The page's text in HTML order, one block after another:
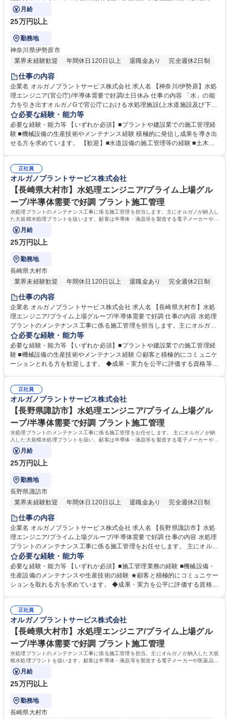
上、新施設の企画・提案もお任せします。
月給
25万円以上
勤務地
神奈川県伊勢原市
業界未経験歓迎
年間休日120日以上 退職金あり 完全週休2日制
仕事の内容
企業名 オルガノプラントサービス株式会社 求人名 【神奈川/伊勢原】水処
理エンジニア(官公庁)/半導体需要で好調/土日休み 仕事の内容 「水」の能
力を引き出すオルガノGで官公庁における水処理施設(上水道施設及び下水
道施設等)のメンテナンス、工事案件における施工管理業務、水処理施設
の効率化や質向上、新施設の企画・提案もお任せします。 高度経済成長期
に普及した全国の多くの上下水道施設が老朽化、更新時期を迎えていま
す。はじめはこれまでのご経験を踏まえて業務をお任せし、徐々に様々な
質/安全/コスト等)※建物の改変を伴う業務は含まない 募集職種 【神奈川/
伊勢原】水処理エンジニア(官公庁)/半導体需要で好調/土日休み
必要な経験・能力等
必要な経験・能力等 【いずれか必須】■プラントや建設業での施工管理経
験 ■機械設備の生産技術やメンテナンス経験 積極的に発信し成果を導き出
せる方を求めています。 【歓迎】■水道設備の施工管理等の経験 ■土木施
しています。 「水」の能力を引き出すプライム市場上場オルガノグループ
で、 水処理プラントに関する経験を活かして活躍できます。 学歴・資格
学歴：大学院 大学 高専 短大 専修学校 高校 語学力： 資格：第一種運転免
許普通自動車
正社員
オルガノプラントサービス株式会社
【長崎県大村市】水処理エンジニア/プライム上場グル
ープ/半導体需要で好調 プラント施工管理
水処理プラントのメンテナンス工事に係る施工管理を担当します。主にオルガノが納入し
た大規模水処理プラントを扱います。顧客は半導体・液晶等を製造する電子メーカーや医
薬品メーカー、食品メーカー等です。
月給
25万円以上
勤務地
長崎県大村市
業界未経験歓迎
年間休日120日以上 退職金あり 完全週休2日制
仕事の内容
企業名 オルガノプラントサービス株式会社 求人名 【長崎県大村市】水処
理エンジニア/プライム上場グループ/半導体需要で好調 仕事の内容 水処理
プラントのメンテナンス工事に係る施工管理を担当します。主にオルガノ
が納入した大規模水処理プラントを扱います。顧客は半導体・液晶等を製
造する電子メーカーや医薬品メーカー、食品メーカー等です。 ◆日本全国
の顧客に迅速な対応を行う為、全国に23ヶ所の出張所を設置し ており、
オルガノグループ各社と協力して業務を進めていきます。 【オルガノの技
で磨き上げる。当社は「水」に秘められた能力を引き出し、産業と社会の
未来を拓いていきます。※建物の改変を伴う業務は含まない 募集職種
【長崎県大村市】水処理エンジニア/プライム上場グループ/半導体需要で
必要な経験・能力等
必要な経験・能力等 【いずれか必須】■プラントや建設業での施工管理経
験 ■機械設備の生産技術やメンテナンス経験 ◎顧客と積極的にコミュニケ
ーションとれる方を歓迎します。 ◆成果・実力を公平に評価する資格等級
す。 ◆高度経済成長期に普及した全国の多くの上下水道施設が老朽化、更
新時期を迎えています。「水」の能力を引き出すプライム市場上場オルガ
ノグループで、水処理プラントに関する経験を活かして活躍できます。 学
歴・資格 学歴：大学院 大学 高専 短大 専修学校 高校 語学力： 資格：第一
種運転免許普通自動車
正社員
オルガノプラントサービス株式会社
【長野県諏訪市】水処理エンジニア/プライム上場グル
ープ/半導体需要で好調 プラント施工管理
水処理プラントのメンテナンス工事に係る施工管理をお任せします。 主にオルガノが納
入した大規模水処理プラントを扱い、顧客は半導体・液晶等を製造する電子メーカーや医
薬品メーカー、食品メーカー等です。
月給
25万円以上
勤務地
長野県諏訪市
業界未経験歓迎
年間休日120日以上 退職金あり 完全週休2日制
仕事の内容
企業名 オルガノプラントサービス株式会社 求人名 【長野県諏訪市】水処
理エンジニア/プライム上場グループ/半導体需要で好調 仕事の内容 水処理
プラントのメンテナンス工事に係る施工管理をお任せします。 主にオルガ
ノが納入した大規模水処理プラントを扱い、顧客は半導体・液晶等を製造
する電子メーカーや医薬品メーカー、食品メーカー等です。 ◆日本全国の
顧客に迅速な対応を行う為、全国に23ヶ所の出張所を設置し ており、オ
ルガノグループ各社と協力して業務を進めていきます。 【オルガノの技術
磨き上げる。当社は「水」に秘められた能力を引き出し、産業と社会の未
来を拓いていきます。※建物の改変を伴う業務は含まない 募集職種 【長
野県諏訪市】水処理エンジニア/プライム上場グループ/半導体需要で好調
必要な経験・能力等
必要な経験・能力等 【いずれか必須】■施工管理業務の経験 ■機械設備・
生産設備のメンテナンスや生産技術の経験 ★顧客と積極的にコミュニケー
ションを取れる方を求めています。 ◆成果・実力を公平に評価する資格等
す。 ◆高度経済成長期に普及した全国の多くの上下水道施設が老朽化、更
新時期を迎えています。「水」の能力を引き出すプライム市場上場オルガ
ノグループで、水処理プラントに関する経験を活かして活躍できます。 学
歴・資格 学歴：大学院 大学 高専 短大 専修学校 高校 語学力： 資格：第一
種運転免許普通自動車
正社員
オルガノプラントサービス株式会社
【長崎県大村市】水処理エンジニア/プライム上場グル
ープ/半導体需要で好調 プラント施工管理
水処理プラントのメンテナンス工事に係る施工管理を担当。主にオルガノが納入した大規
模水処理プラントを扱います。顧客は半導体・液晶等を製造する電子メーカーや医薬品メ
ーカー、食品メーカー等です。
月給
25万円以上
勤務地
長崎県大村市